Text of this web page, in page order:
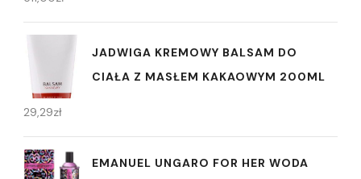
JADWIGA KREMOWY BALSAM DO
CIAŁA Z MASŁEM KAKAOWYM 200ML
29,29zł
EMANUEL UNGARO FOR HER WODA